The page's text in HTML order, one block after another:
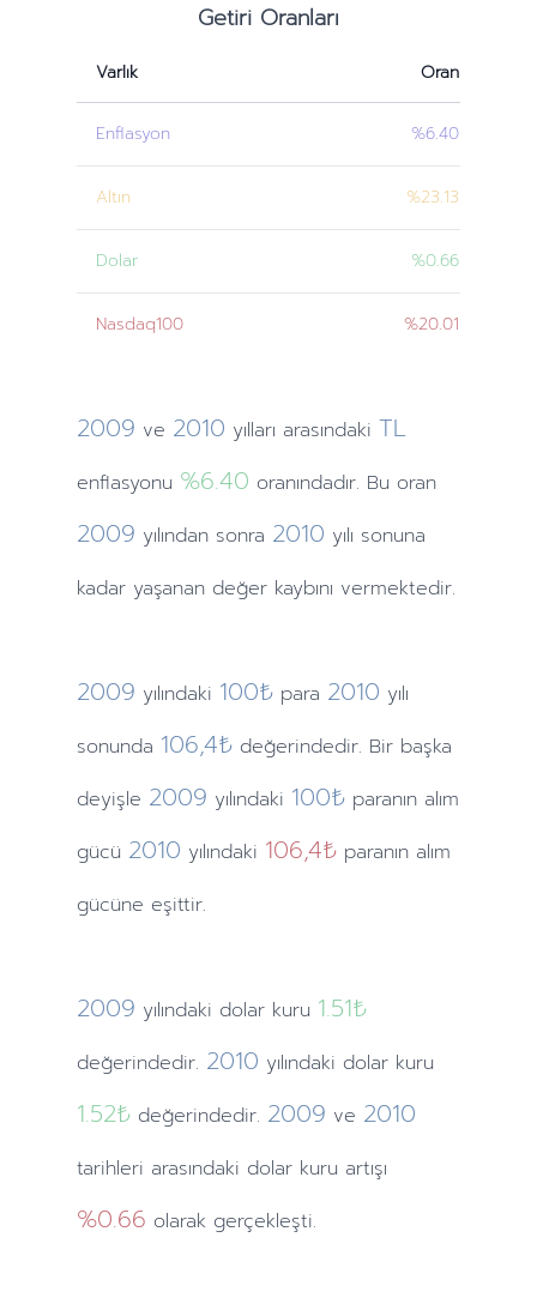
Getiri Oranları
Varlık Oran
Enflasyon %6.40
Altın %23.13
Dolar %0.66
Nasdaq100 %20.01
2009 ve 2010 yılları arasındaki TL
enflasyonu %6.40 oranındadır. Bu oran
2009 yılındansonra 2010 yılı sonuna
kadar yaşanan değer kaybını vermektedir.
2009 yılındaki 100₺ para 2010 yılı
sonunda 106,4₺ değerindedir. Bir başka
deyişle 2009 yılındaki 100₺ paranın alım
gücü 2010 yılındaki 106,4₺ paranın alım
gücüne eşittir.
2009 yılındaki dolar kuru 1.51₺
değerindedir. 2010 yılındaki dolar kuru
1.52₺değerindedir. 2009 ve 2010
tarihleri arasındaki dolar kuru artışı
%0.66 olarak gerçekleşti.